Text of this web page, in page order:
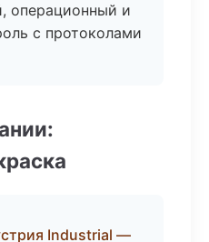
операционный и
с протоколами
Industrial —